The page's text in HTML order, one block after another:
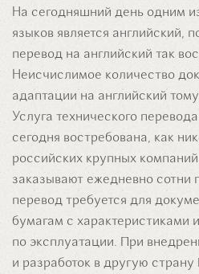
На сегодняшний день одним
языков является английский,
перевод на английский так
Неисчислимое количество
адаптации на английский
Услуга технического
сегодня востребована, как
российских крупных
заказывают ежедневно сотни
перевод требуется для
бумагам с характеристиками
по эксплуатации. При
и разработок в другую страну